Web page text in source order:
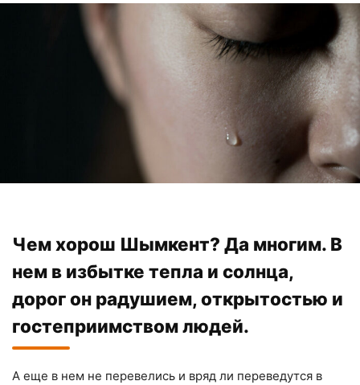
Чем хорош Шымкент? Да многим. В
нем в избытке тепла и солнца,
дорог он радушием, открытостью и
гостеприимством людей.
А еще в нем не перевелись и вряд ли переведутся в